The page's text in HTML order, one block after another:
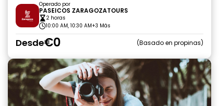
Operado por
PASEICOS ZARAGOZATOURS
2 horas
10:00 AM, 10:30 AM+3 Más
Desde€0 Basado en propinas